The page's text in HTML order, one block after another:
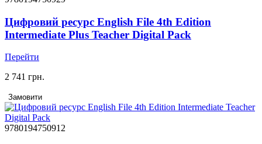
Цифровий ресурс English File 4th Edition
Intermediate Plus Teacher Digital Pack
Перейти
2 741 грн.
Замовити
9780194750912